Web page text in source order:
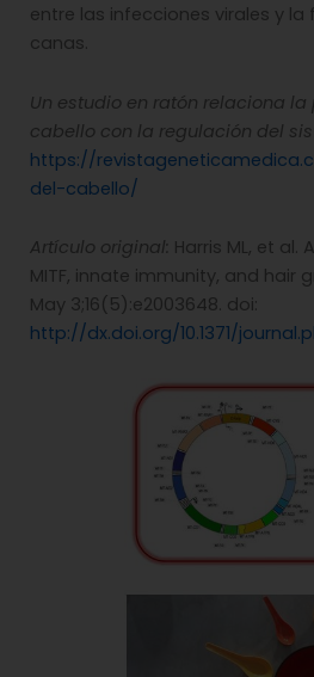
entre las infecciones virales y
canas.
Un estudio en ratón relaciona
cabello con la regulación del
https://
del-cabello/
Artículo original: Harris ML, et al.
MITF, innate immunity, and hair
May 3;16(5):e2003648. doi:
http://dx.doi.org/10.1371/